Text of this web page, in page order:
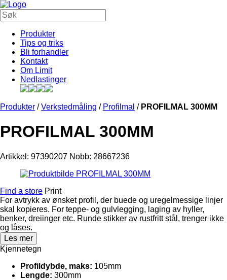
Produkter
Tips og triks
Bli forhandler
Kontakt
Om Limit
Nedlastinger
Produkter /Verkstedmåling / Profilmal / PROFILMAL 300MM
PROFILMAL 300MM
Artikkel: 97390207 Nobb: 28667236
Find a store Print
For avtrykk av ønsket profil, der buede og uregelmessige linjer
skal kopieres. For teppe- og gulvlegging, laging av hyller,
benker, dreiinger etc. Runde stikker av rustfritt stål, trenger ikke
og låses.
Les mer
Kjennetegn
Profildybde, maks: 105mm
Lengde: 300mm